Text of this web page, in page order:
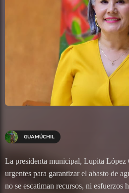
GUAMÚCHIL
La presidenta municipal, Lupita López
urgentes para garantizar el abasto de
no se escatiman recursos, ni esfuerzos